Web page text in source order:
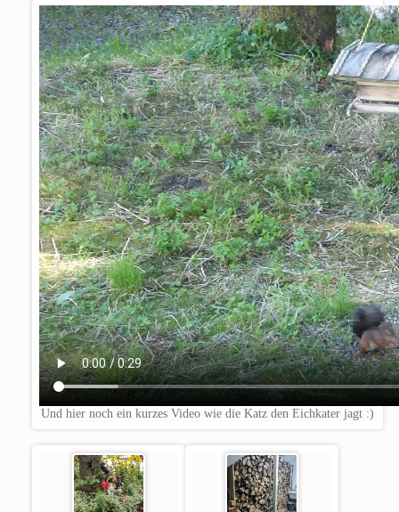
Und hier noch ein kurzes Video wie die Katz den Eichkater jagt :)